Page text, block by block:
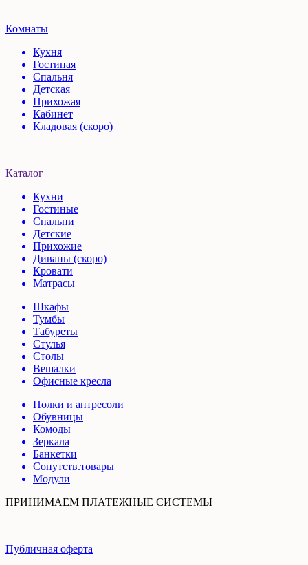
Комнаты
Кухня
Гостиная
Спальня
Детская
Прихожая
Кабинет
Кладовая (скоро)
Каталог
Кухни
Гостиные
Спальни
Детские
Прихожие
Диваны (скоро)
Кровати
Матрасы
Шкафы
Тумбы
Табуреты
Стулья
Столы
Вешалки
Офисные кресла
Полки и антресоли
Обувницы
Комоды
Зеркала
Банкетки
Сопутств.товары
Модули
ПРИНИМАЕМ ПЛАТЕЖНЫЕ СИСТЕМЫ
Публичная оферта